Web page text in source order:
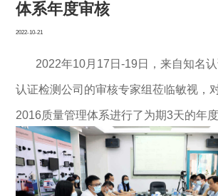
体系年度审核
2022-10-21
2022年10月17日-19日，来自知名认
认证检测公司的审核专家组莅临敏视，
2016质量管理体系进行了为期3天的年度